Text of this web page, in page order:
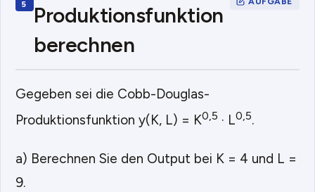
Produktionsfunktion
berechnen
Gegeben sei die Cobb-Douglas-
Produktionsfunktion y(K, L) = K0,5 · L0,5.
a) Berechnen Sie den Output bei K = 4 und L =
9.